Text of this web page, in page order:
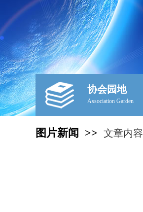
协会园地
Association Garden
图片新闻 >> 文章内容